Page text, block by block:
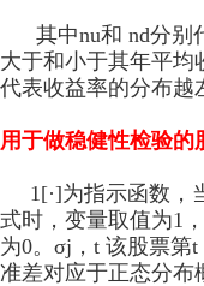
其中nu和 nd分别
大于和小于其年平均
代表收益率的分布越
用于做稳健性检验的
1[·]为指示函数，
式时，变量取值为1
为0。σj，t 该股票第
准差对应于正态分布